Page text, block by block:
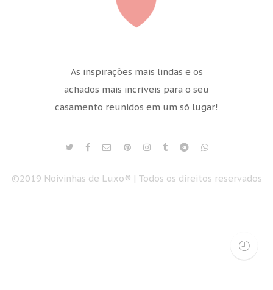
As inspirações mais lindas e os
achados mais incríveis para o seu
casamento reunidos em um só lugar!
©2019 Noivinhas de Luxo® | Todos os direitos reservados